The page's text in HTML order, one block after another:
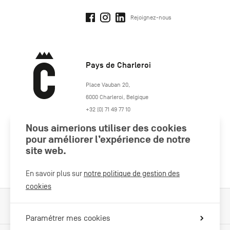
Rejoignez-nous
Pays de Charleroi
https://www.paysdecharleroi.be/
Place Vauban 20,
6000 Charleroi, Belgique
+32 (0) 71 49 77 10
Nous aimerions utiliser des cookies
pour améliorer l’expérience de notre
site web.
En savoir plus sur notre politique de gestion des
cookies
Paramétrer mes cookies